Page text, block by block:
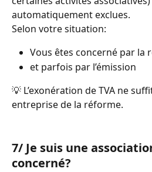
automatiquement exclues.
Selon votre situation:
Vous êtes concerné par la
et parfois par l’émission
💡 L’exonération de TVA ne
entreprise de la réforme.
7/ Je suis une
concerné?